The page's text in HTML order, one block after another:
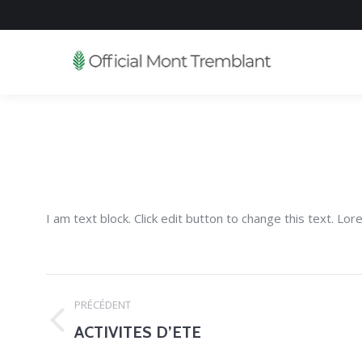
I am text block. Click edit button to change this text.
Navigation
de
PRÉCÉDENT
Onglet
ACTIVITES D’ETE